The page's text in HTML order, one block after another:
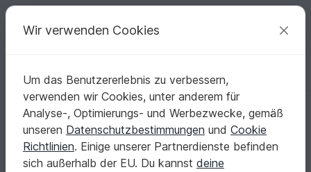
Deine kreativen Ideen
Deutsch | € (EUR) einloggen Kostenlos registrieren
Startseite Häkeln Diverses Schnell gehäkelt
Valentinstag Herz Biskuitrolle Häkelanleitung PDF
Valentinstag Herz Biskuitrolle Häkelanleitung
PDF
Wir verwenden Cookies
Um das Benutzererlebnis zu verbessern,
verwenden wir Cookies, unter anderem für
Analyse-, Optimierungs- und Werbezwecke, gemäß
unseren Datenschutzbestimmungen und Cookie
Richtlinien. Einige unserer Partnerdienste befinden
sich außerhalb der EU. Du kannst deine